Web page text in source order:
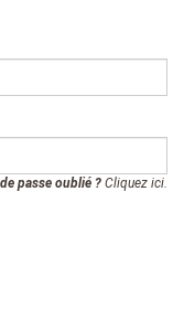
passe oublié ? Cliquez ici.